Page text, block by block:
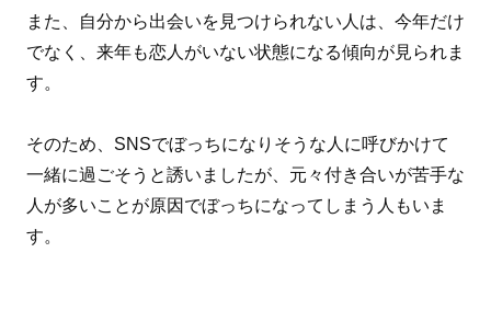
また、自分から出会いを見つけられない人は、今年だけ
でなく、来年も恋人がいない状態になる傾向が見られま
す。
そのため、SNSでぼっちになりそうな人に呼びかけて
一緒に過ごそうと誘いましたが、元々付き合いが苦手な
人が多いことが原因でぼっちになってしまう人もいま
す。